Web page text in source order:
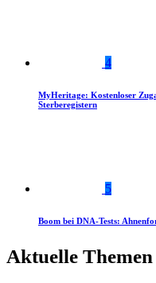
4
MyHeritage: Kostenloser
Sterberegistern
5
Boom bei DNA-Tests:
Aktuelle Themen